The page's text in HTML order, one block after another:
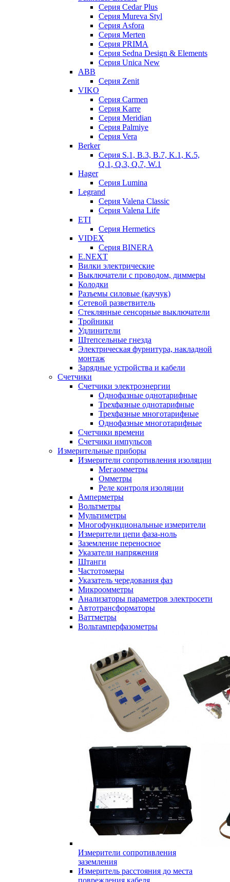
Серия Cedar Plus
Серия Mureva Styl
Серия Asfora
Серия Merten
Серия PRIMA
Серия Sedna Design & Elements
Серия Unica New
ABB
Серия Zenit
VIKO
Серия Сarmen
Серия Karre
Серия Meridian
Серия Palmiye
Серия Vera
Berker
Серия S.1, B.3, B.7, K.1, K.5,
Q.1, Q.3, Q.7, W.1
Hager
Серия Lumina
Legrand
Серия Valena Classic
Серия Valena Life
ETI
Серия Hermetics
VIDEX
Серия BINERA
E.NEXT
Вилки электрические
Выключатели с проводом, диммеры
Колодки
Разъемы силовые (каучук)
Сетевой разветвитель
Стеклянные сенсорные выключатели
Тройники
Удлинители
Штепсельные гнезда
Электрическая фурнитура, накладной
монтаж
Зарядные устройства и кабели
Счетчики
Счетчики электроэнергии
Однофазные однотарифные
Трехфазные однотарифные
Трехфазные многотарифные
Однофазные многотарифные
Счетчики времени
Счетчики импульсов
Измерительные приборы
Измерители сопротивления изоляции
Мегаомметры
Омметры
Реле контроля изоляции
Амперметры
Вольтметры
Мультиметры
Многофункциональные измерители
Измерители цепи фаза-ноль
Заземление переносное
Указатели напряжения
Штанги
Частотомеры
Указатель чередования фаз
Микроомметры
Анализаторы параметров электросети
Автотрансформаторы
Ваттметры
Вольтамперфазометры
Измерители сопротивления
заземления
Измеритель расстояния до места